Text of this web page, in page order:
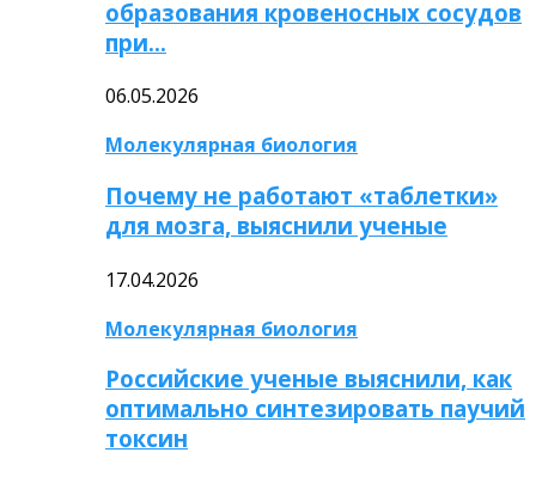
образования кровеносных сосудов
при…
06.05.2026
Молекулярная биология
Почему не работают «таблетки»
для мозга, выяснили ученые
17.04.2026
Молекулярная биология
Российские ученые выяснили, как
оптимально синтезировать паучий
токсин